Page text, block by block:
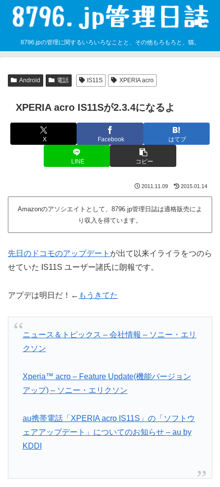
8796.jpの管理に関するいろいろなことと、その他もろもろと、猫。
Android 電話 IS11S XPERIA acro
XPERIA acro IS11Sが2.3.4になるよ
X Facebook はてブ
LINE コピー
2011.11.09 2015.01.14
Amazonのアソシエイトとして、8796.jp管理日誌は適格販売によ
り収入を得ています。
先日のドコモのアップデート が出て以来イライラをつのら
せていた IS11S ユーザー諸氏に朗報です。
アプデは明日だ！← もうきてた
ニュース＆トピックス – 会社情報 – ソニー・エリ
クソン
Xperia™ acro – Feature Update(機能バージョン
アップ) – ソニー・エリクソン
au携帯電話「XPERIA acro IS11S」の「ソフトウ
ェアアップデート」についてのお知らせ – au by
KDDI